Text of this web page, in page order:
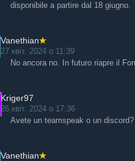
disponibile a partire dal 18 giugno.
Vanethian
27 квіт. 2024 о 11:39
No ancora no. In futuro riapre il
Kriger97
26 квіт. 2024 о 17:36
Avete un teamspeak o un discord?
Vanethian